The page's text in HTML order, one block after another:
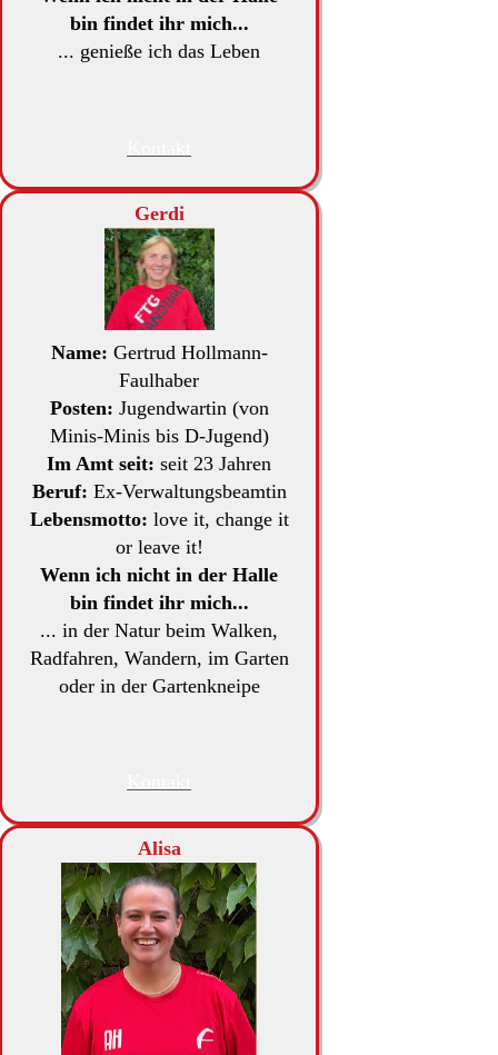
bin findet ihr mich...
... genieße ich das Leben
Gerdi
Name: Gertrud Hollmann-
Faulhaber
Posten: Jugendwartin (von
Minis-Minis bis D-Jugend)
Im Amt seit: seit 23 Jahren
Beruf: Ex-Verwaltungsbeamtin
Lebensmotto: love it, change it
or leave it!
Wenn ich nicht in der Halle
bin findet ihr mich...
... in der Natur beim Walken,
Radfahren, Wandern, im Garten
oder in der Gartenkneipe
Alisa